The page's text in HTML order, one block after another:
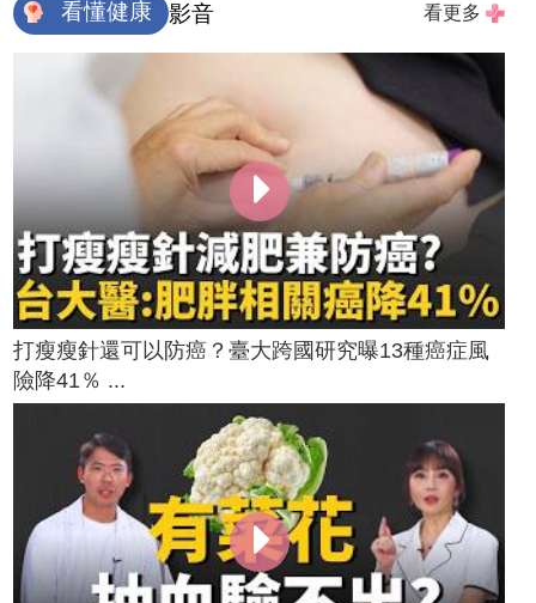
看懂健康 影音 看更多
打瘦瘦針還可以防癌？臺大跨國研究曝13種癌症風
險降41％ ...